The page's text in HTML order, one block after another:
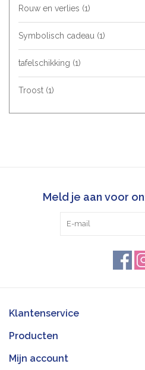
Rouw en verlies (1)
Symbolisch cadeau (1)
tafelschikking (1)
Troost (1)
Meld je aan voor
Klantenservice
Producten
Mijn account